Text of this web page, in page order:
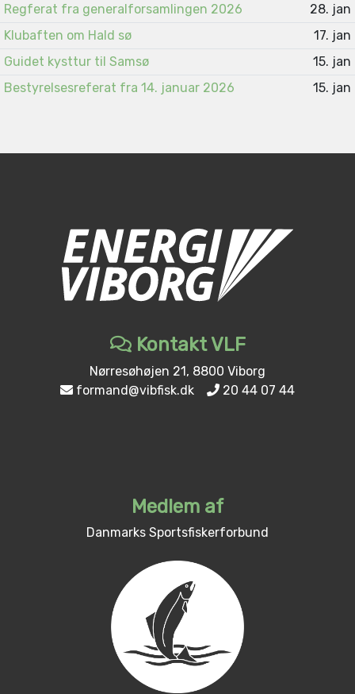
Regferat fra generalforsamlingen 2026
28. jan
Klubaften om Hald sø
17. jan
Guidet kysttur til Samsø
15. jan
Bestyrelsesreferat fra 14. januar 2026
15. jan
Kontakt VLF
Nørresøhøjen 21, 8800 Viborg
formand@vibfisk.dk
20 44 07 44
Medlem af
Danmarks Sportsfiskerforbund